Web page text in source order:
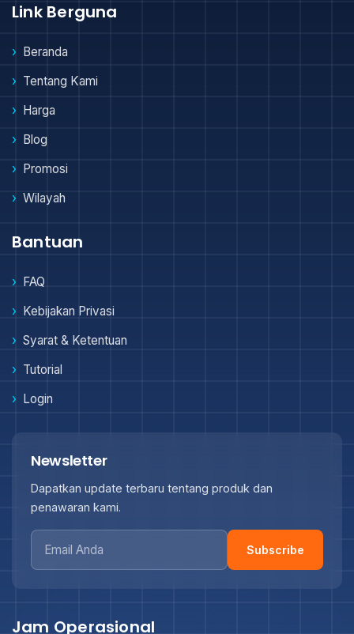
Link Berguna
Beranda
Tentang Kami
Harga
Blog
Promosi
Wilayah
Bantuan
FAQ
Kebijakan Privasi
Syarat & Ketentuan
Tutorial
Login
Newsletter
Dapatkan update terbaru tentang produk dan
penawaran kami.
Subscribe
Jam Operasional